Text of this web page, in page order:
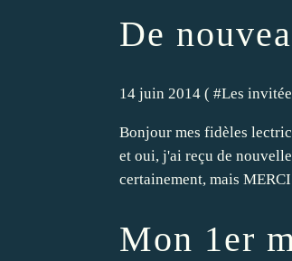
De
14 juin 2014 ( #Les
Bonjour mes fidèles
et oui, j'ai reçu de
certainement, mais
Mon 1er